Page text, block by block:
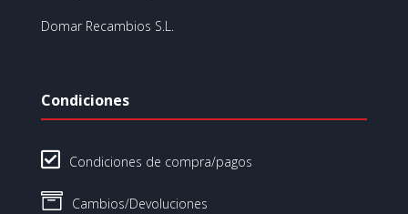
Domar Recambios S.L.
Condiciones
 Condiciones de compra/pagos
 Cambios/Devoluciones